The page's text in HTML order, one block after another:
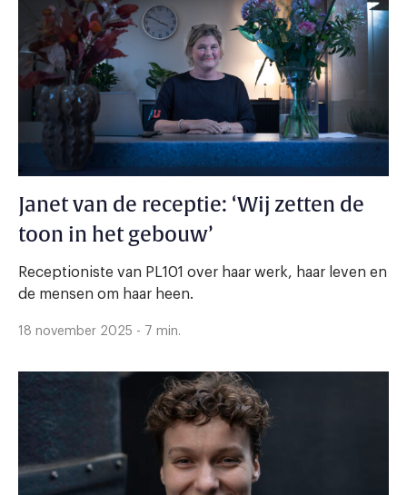
Janet van de receptie: ‘Wij zetten de
toon in het gebouw’
Receptioniste van PL101 over haar werk, haar leven en
de mensen om haar heen.
18 november 2025 - 7 min.